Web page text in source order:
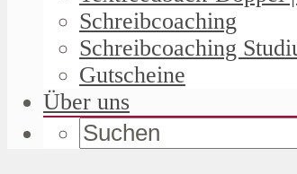
Schreibcoaching
Schreibcoaching
Gutscheine
Über uns